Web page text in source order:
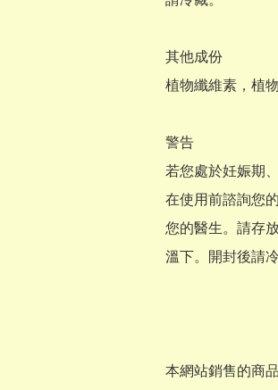
其他成份
植物纖維素，植
警告
若您處於妊娠期
在使用前諮詢您
您的醫生。請存
溫下。開封後請
本網站銷售的商